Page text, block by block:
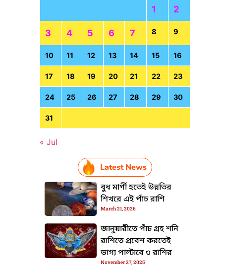
HTML / JS Code
1 2
3 4 5 6 7 8 9
10 11 12 13 14 15 16
17 18 19 20 21 22 23
24 25 26 27 28 29 30
31
« Jul
Latest News
বুধ মার্গী হতেই উন্নতির
শিখরে এই পাঁচ রাশি
March 21, 2026
জানুয়ারীতে পাঁচ গ্রহ শনি
রাশিতে প্রবেশ করতেই
ভাগ্য পাল্টাবে ৩ রাশির
November 27, 2025